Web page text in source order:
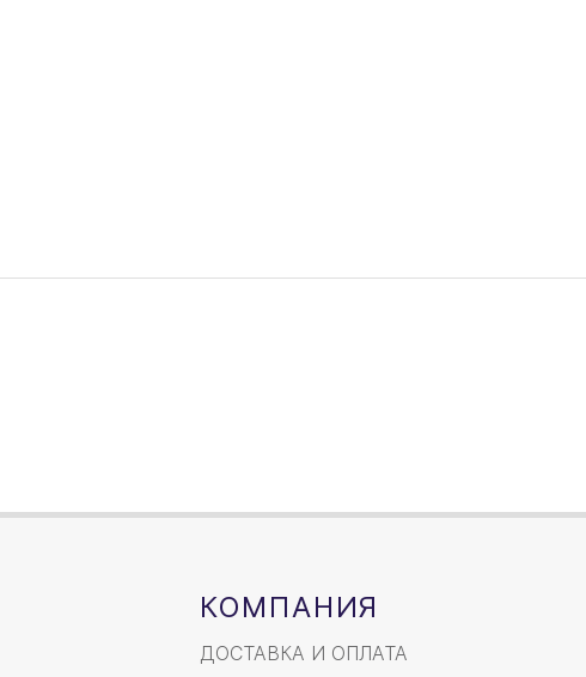
КОМПАНИЯ
ДОСТАВКА И ОПЛАТА